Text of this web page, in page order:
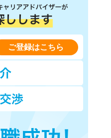
ご登録はこちら